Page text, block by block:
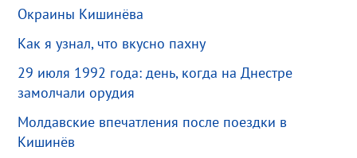
Окраины Кишинёва
Как я узнал, что вкусно пахну
29 июля 1992 года: день, когда на Днестре
замолчали орудия
Молдавские впечатления после поездки в
Кишинёв